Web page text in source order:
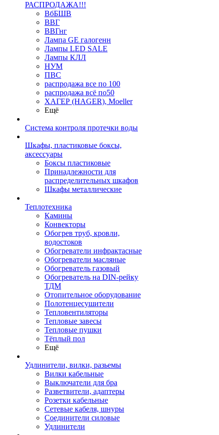
РАСПРОДАЖА!!!
ВбБШВ
ВВГ
ВВГнг
Лампа GE галогенн
Лампы LED SALE
Лампы КЛЛ
НУМ
ПВС
распродажа все по 100
распродажа всё по50
ХАГЕР (HAGER), Moeller
Ещё
Система контроля протечки воды
Шкафы, пластиковые боксы,
аксессуары
Боксы пластиковые
Принадлежности для
распределительных шкафов
Шкафы металлические
Теплотехника
Камины
Конвекторы
Обогрев труб, кровли,
водостоков
Обогреватели инфрактасные
Обогреватели масляные
Обогреватель газовый
Обогреватель на DIN-рейку
ТДМ
Отопительное оборудование
Полотенцесушители
Тепловентиляторы
Тепловые завесы
Тепловые пушки
Тёплый пол
Ещё
Удлинители, вилки, разьемы
Вилки кабельные
Выключатели для бра
Разветвители, адаптеры
Розетки кабельные
Сетевые кабеля, шнуры
Соединители силовые
Удлинители